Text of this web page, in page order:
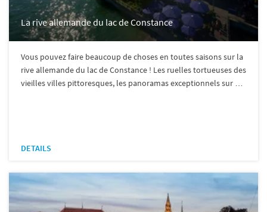
La rive allemande du lac de Constance
Vous pouvez faire beaucoup de choses en toutes saisons sur la
rive allemande du lac de Constance ! Les ruelles tortueuses des
vieilles villes pittoresques, les panoramas exceptionnels sur …
DETAILS